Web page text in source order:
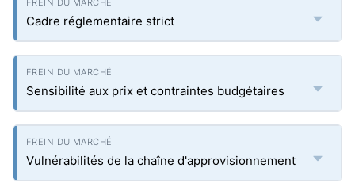
Cadre réglementaire strict
Sensibilité aux prix et contraintes budgétaires
Vulnérabilités de la chaîne d'approvisionnement